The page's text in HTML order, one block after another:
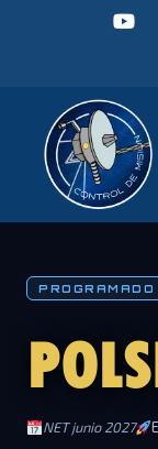
PROGRAMADO
NET junio 2027